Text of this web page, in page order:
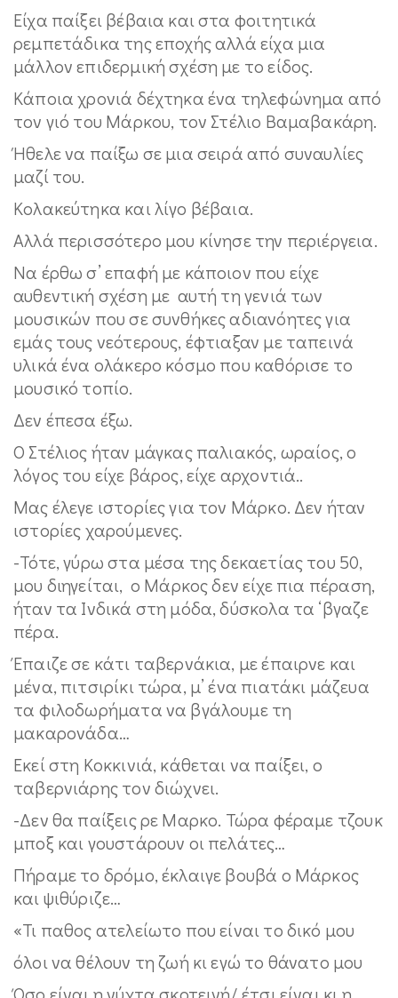
Είχα παίξει βέβαια και στα φοιτητικά
ρεμπετάδικα της εποχής αλλά είχα μια
μάλλον επιδερμική σχέση με το είδος.
Κάποια χρονιά δέχτηκα ένα τηλεφώνημα από
τον γιό του Μάρκου, τον Στέλιο Βαμαβακάρη.
Ήθελε να παίξω σε μια σειρά από συναυλίες
μαζί του.
Κολακεύτηκα και λίγο βέβαια.
Αλλά περισσότερο μου κίνησε την περιέργεια.
Να έρθω σ’ επαφή με κάποιον που είχε
αυθεντική σχέση με αυτή τη γενιά των
μουσικών που σε συνθήκες αδιανόητες για
εμάς τους νεότερους, έφτιαξαν με ταπεινά
υλικά ένα ολάκερο κόσμο που καθόρισε το
μουσικό τοπίο.
Δεν έπεσα έξω.
Ο Στέλιος ήταν μάγκας παλιακός, ωραίος, ο
λόγος του είχε βάρος, είχε αρχοντιά..
Μας έλεγε ιστορίες για τον Μάρκο. Δεν ήταν
ιστορίες χαρούμενες.
-Τότε, γύρω στα μέσα της δεκαετίας του 50,
μου διηγείται, ο Μάρκος δεν είχε πια πέραση,
ήταν τα Ινδικά στη μόδα, δύσκολα τα ‘βγαζε
πέρα.
Έπαιζε σε κάτι ταβερνάκια, με έπαιρνε και
μένα, πιτσιρίκι τώρα, μ’ ένα πιατάκι μάζευα
τα φιλοδωρήματα να βγάλουμε τη
μακαρονάδα…
Εκεί στη Κοκκινιά, κάθεται να παίξει, ο
ταβερνιάρης τον διώχνει.
-Δεν θα παίξεις ρε Μαρκο. Τώρα φέραμε τζουκ
μποξ και γουστάρουν οι πελάτες…
Πήραμε το δρόμο, έκλαιγε βουβά ο Μάρκος
και ψιθύριζε…
«Τι παθος ατελείωτο που είναι το δικό μου
όλοι να θέλουν τη ζωή κι εγώ το θάνατο μου